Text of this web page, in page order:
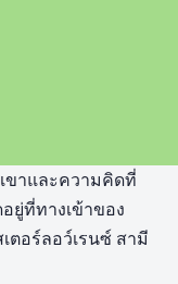
ขาและความคิดที่
ยู่ที่ทางเข้าของ
ตอร์ลอว์เรนซ์ สามี